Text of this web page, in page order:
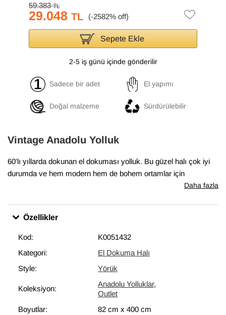
59.383TL
29.048 TL
Sepete Ekle
2-5 iş günü içinde gönderilir
Sadece bir adet El yapımı
Doğal malzeme Sürdürülebilir
Vintage Anadolu Yolluk
60'lı yıllarda dokunan el dokuması yolluk. Bu güzel halı çok iyi
durumda ve hem modern hem de bohem ortamlar için
Daha fazla
Özellikler
Kod:
K0051432
Kategori:
El Dokuma Halı
Style:
Yörük
Koleksiyon:
Anadolu Yolluklar,
Outlet
Boyutlar:
82 cm x 400 cm